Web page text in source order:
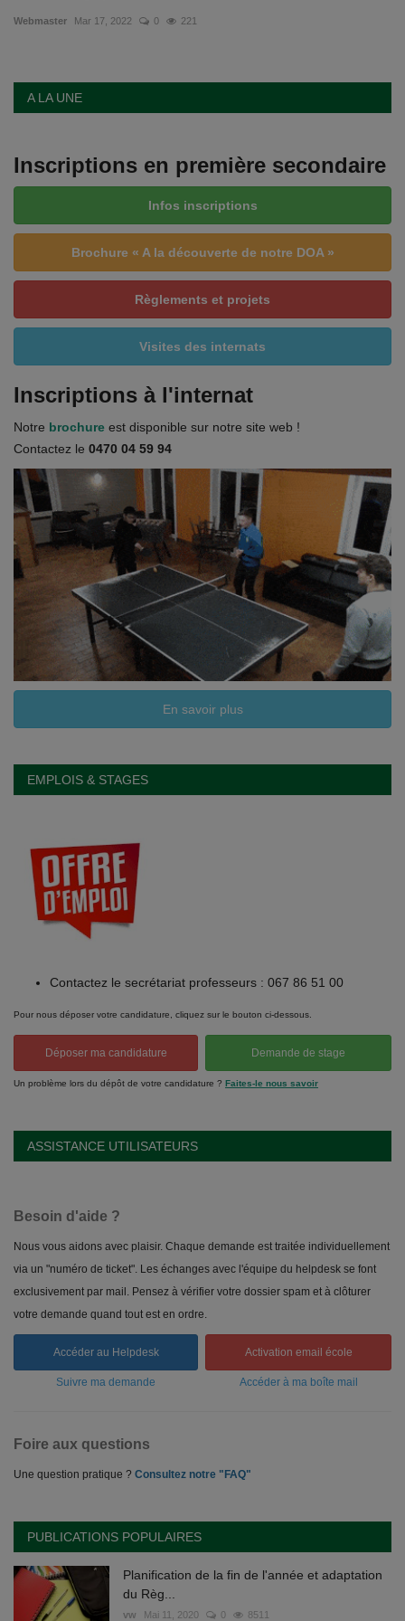
Notre offre d'enseignement (2026)
Association des Parents
Offre d'enseignement & inscriptions
Ancien-ne-s du CES Saint-Vincent
Activation email
Internats
Documents
Services
Contacts
Webmaster Mar 17, 2022 0 221
A LA UNE
Inscriptions en première secondaire
Infos inscriptions
Brochure « A la découverte de notre DOA »
Règlements et projets
Visites des internats
Inscriptions à l'internat
Notre brochure est disponible sur notre site web !
Contactez le 0470 04 59 94
En savoir plus
EMPLOIS & STAGES
Contactez le secrétariat professeurs : 067 86 51 00
Pour nous déposer votre candidature, cliquez sur le bouton ci-dessous.
Déposer ma candidature Demande de stage
Un problème lors du dépôt de votre candidature ? Faites-le nous savoir
ASSISTANCE UTILISATEURS
Besoin d'aide ?
Nous vous aidons avec plaisir. Chaque demande est traitée individuellement
via un "numéro de ticket". Les échanges avec l'équipe du helpdesk se font
exclusivement par mail. Pensez à vérifier votre dossier spam et à clôturer
votre demande quand tout est en ordre.
Accéder au Helpdesk Activation email école
Suivre ma demande Accéder à ma boîte mail
Foire aux questions
Une question pratique ? Consultez notre "FAQ"
PUBLICATIONS POPULAIRES
Planification de la fin de l'année et adaptation
du Règ...
vw Mai 11, 2020 0 8511